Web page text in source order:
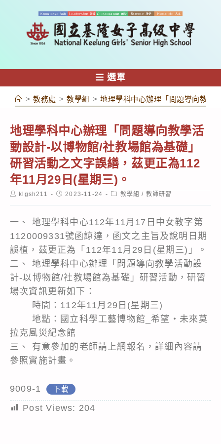
容
選單
> 教務處 > 教學組 > 地理學科中心辦理「問題導向教學
地理學科中心辦理「問題導向教學活
動設計-以博物館/社教場館為基礎」
研習活動之文字誤繕，茲更正為112
年11月29日(星期三)。
Postklgsh211
Post2023-11-24
Post教學組 / 教師研習
一、 地理學科中心112年11月17日中女教字第
1120009331號函諒達，函文之主旨及說明日期
誤植，茲更正為「112年11月29日(星期三)」。
二、 地理學科中心辦理「問題導向教學活動設
計-以博物館/社教場館為基礎」研習活動，研習
場次資訊更新如下：
時間：112年11月29日(星期三)
地點：國立科學工藝博物館_希望‧未來莫
拉克風災紀念館
三、 有意參加的老師請上網報名，詳細內容請
參照實施計畫。
9009-1 下載
Post Views: 204